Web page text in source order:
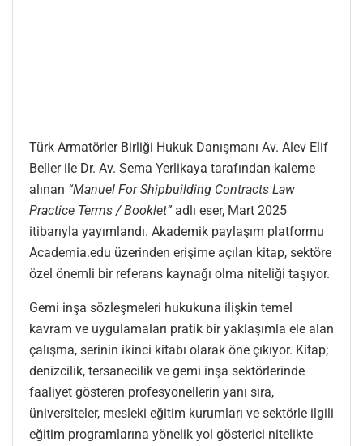
Türk Armatörler Birliği Hukuk Danışmanı Av. Alev Elif
Beller ile Dr. Av. Sema Yerlikaya tarafından kaleme
alınan “Manuel For Shipbuilding Contracts Law
Practice Terms / Booklet” adlı eser, Mart 2025
itibarıyla yayımlandı. Akademik paylaşım platformu
Academia.edu üzerinden erişime açılan kitap, sektöre
özel önemli bir referans kaynağı olma niteliği taşıyor.
Gemi inşa sözleşmeleri hukukuna ilişkin temel
kavram ve uygulamaları pratik bir yaklaşımla ele alan
çalışma, serinin ikinci kitabı olarak öne çıkıyor. Kitap;
denizcilik, tersanecilik ve gemi inşa sektörlerinde
faaliyet gösteren profesyonellerin yanı sıra,
üniversiteler, mesleki eğitim kurumları ve sektörle ilgili
eğitim programlarına yönelik yol gösterici nitelikte